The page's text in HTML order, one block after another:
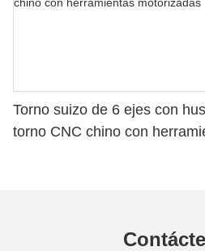
Torno suizo de 6 ejes con
torno CNC chino con